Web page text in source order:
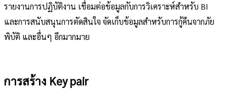
รายงานการปฏิบัติงาน เชื่อมต่อข้อมูลกับการวิเคราะห์สำหรับ BI
และการสนับสนุนการตัดสินใจ จัดเก็บข้อมูลสำหรับการกู้คืนจากภัย
พิบัติ และอื่นๆ อีกมากมาย
การสร้าง Key pair